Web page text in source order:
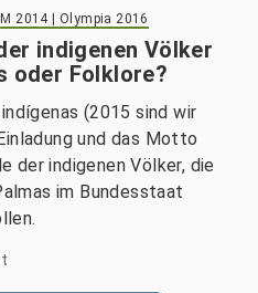
2014 | Olympia 2016
indigenen Völker
oder Folklore?
(2015 sind wir
und das Motto
der indigenen Völker, die
im Bundesstaat